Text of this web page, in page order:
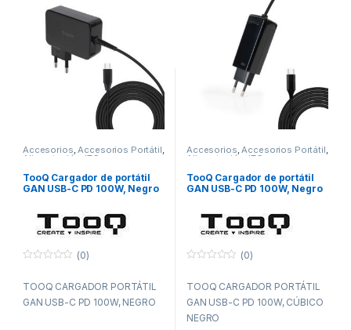
Accesorios,Accesorios Portátil,
Alimentación ITC
TooQ Cargador de portátil
GAN USB-C PD 100W, Negro
u
r
(0)
TOOQ CARGADOR PORTÁTIL
GAN USB-C PD 100W, NEGRO
Accesorios,Accesorios Portátil,
Alimentación ITC
TooQ Cargador de portátil
GAN USB-C PD 100W, Negro
u
r
a
d
(0)
TOOQ CARGADOR PORTÁTIL
GAN USB-C PD 100W, CÚBICO
NEGRO